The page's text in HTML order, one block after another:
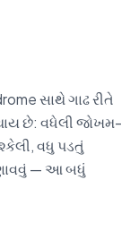
સાથે ગાઢ રીતે
છે: વધેલી જોખમ-
વધુ પડતું
— આ બધું